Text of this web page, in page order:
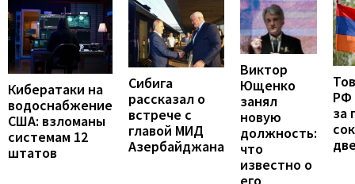
Кибератаки на
водоснабжение
США: взломаны
системам 12
штатов
Сибига
рассказал о
встрече с
главой МИД
Азербайджана
Виктор
Ющенко
занял
новую
должность:
что
известно о
РФ
за